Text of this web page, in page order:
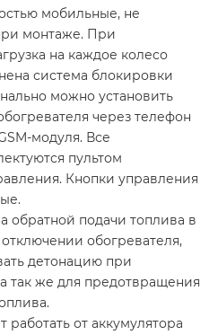
мобильные, не
монтаже. При
на каждое колесо
система блокировки
можно установить
через телефон
модуля. Все
пультом
Кнопки управления
обратной подачи топлива в
обогревателя,
детонацию при
так же для предотвращения
от аккумулятора